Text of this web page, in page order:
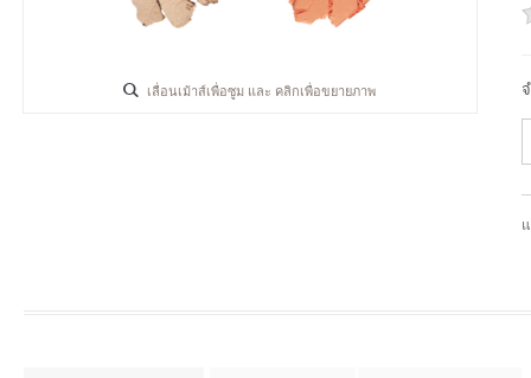
เลื่อนเม้าส์เพื่อซูม และ คลิกเพื่อขยายภาพ